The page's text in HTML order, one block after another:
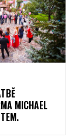
MICHAEL